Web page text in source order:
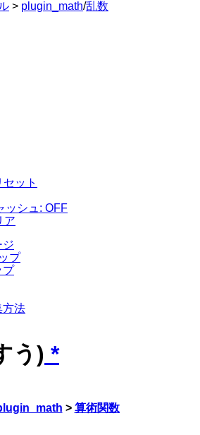
> plugin_math/乱数
ット
ッシュ: OFF
ア
ジ
プ
プ
方法
う) *
> 算術関数